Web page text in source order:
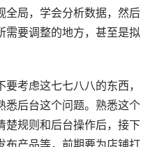
全局，学会分析数据，然后
需要调整的地方，甚至是拟
考虑这七七八八的东西，
悉后台这个问题。熟悉这个
楚规则和后台操作后，接下
布产品等，前期要为店铺打